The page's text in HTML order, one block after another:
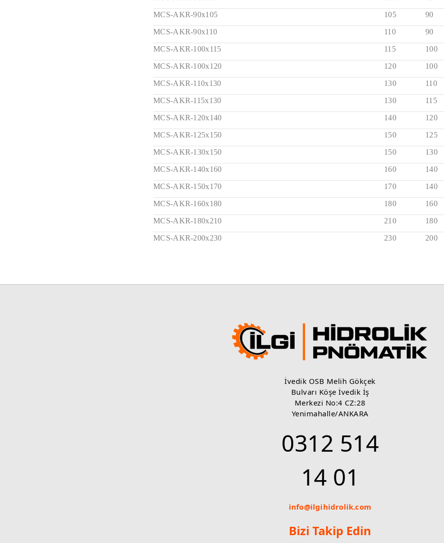
MCS-AKR-90x105 105 90
MCS-AKR-90x110 110 90
MCS-AKR-100x115 115 100
MCS-AKR-100x120 120 100
MCS-AKR-110x130 130 110
MCS-AKR-115x130 130 115
MCS-AKR-120x140 140 120
MCS-AKR-125x150 150 125
MCS-AKR-130x150 150 130
MCS-AKR-140x160 160 140
MCS-AKR-150x170 170 140
MCS-AKR-160x180 180 160
MCS-AKR-180x210 210 180
MCS-AKR-200x230 230 200
İvedik OSB Melih Gökçek
Bulvarı Köşe İvedik İş
Merkezi No:4 CZ:28
Yenimahalle/ANKARA
0312 514
14 01
info@ilgihidrolik.com
Bizi Takip Edin